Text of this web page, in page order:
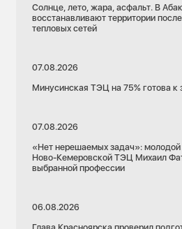
Солнце, лето, жара, асфальт. В
восстанавливают территории
тепловых сетей
07.08.2026
Минусинская ТЭЦ на 75% готова к
07.08.2026
«Нет нерешаемых задач»: молодой
Ново-Кемеровской ТЭЦ Михаил
выбранной профессии
06.08.2026